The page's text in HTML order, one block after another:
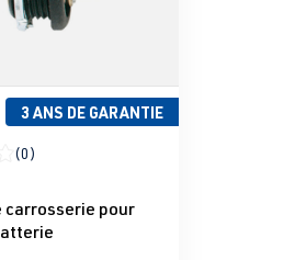
3 ANS DE GARANTIE
de 0 sur 5 étoiles
(0)
carrosserie pour